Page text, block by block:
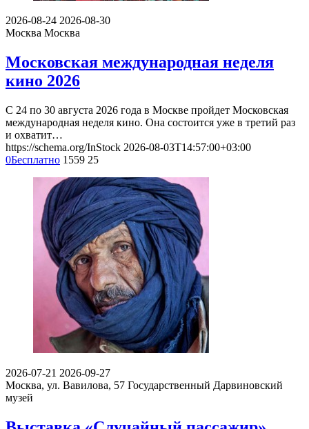
2026-08-24 2026-08-30
Москва Москва
Московская международная неделя
кино 2026
С 24 по 30 августа 2026 года в Москве пройдет Московская
международная неделя кино. Она состоится уже в третий раз
и охватит…
https://schema.org/InStock 2026-08-03T14:57:00+03:00
0Бесплатно 1559 25
2026-07-21 2026-09-27
Москва, ул. Вавилова, 57 Государственный Дарвиновский
музей